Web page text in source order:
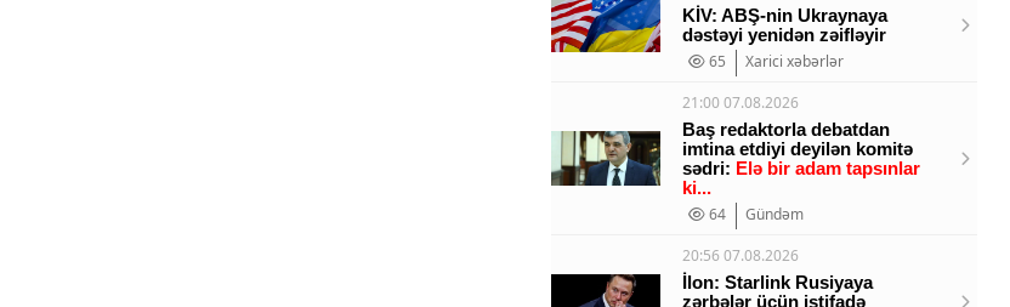
KİV: ABŞ-nin Ukraynaya
dəstəyi yenidən zəifləyir
65
Xarici xəbərlər
21:00 07.08.2026
Baş redaktorla debatdan
imtina etdiyi deyilən komitə
sədri: Elə bir adam tapsınlar
ki...
64
Gündəm
20:56 07.08.2026
İlon: Starlink Rusiyaya
zərbələr üçün istifadə